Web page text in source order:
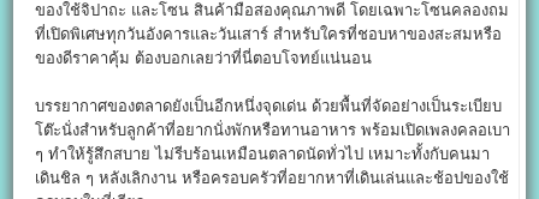
ของใช้จิปาถะ และโซน สินค้ามือสองคุณภาพดี โดยเฉพาะโซนคลองถม
ที่เปิดพิเศษทุกวันอังคารและวันเสาร์ สำหรับใครที่ชอบหาของสะสมหรือ
ของดีราคาคุ้ม ต้องบอกเลยว่าที่นี่ตอบโจทย์แน่นอน
บรรยากาศของตลาดยังเป็นอีกหนึ่งจุดเด่น ด้วยพื้นที่จัดอย่างเป็นระเบียบ
โต๊ะนั่งสำหรับลูกค้าที่อยากนั่งพักหรือทานอาหาร พร้อมเปิดเพลงคลอเบา
ๆ ทำให้รู้สึกสบาย ไม่รีบร้อนเหมือนตลาดนัดทั่วไป เหมาะทั้งกับคนมา
เดินชิล ๆ หลังเลิกงาน หรือครอบครัวที่อยากหาที่เดินเล่นและช้อปของใช้